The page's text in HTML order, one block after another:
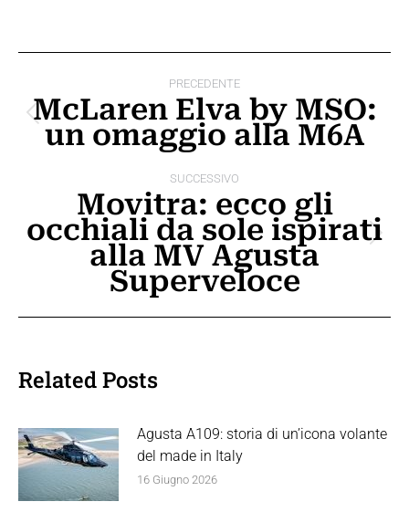
tra
PRECEDENTE
Post
precedente:
McLaren Elva by MSO:
un omaggio alla M6A
SUCCESSIVO
Prossimo
post:
Movitra: ecco gli
occhiali da sole ispirati
alla MV Agusta
Superveloce
Related Posts
Agusta A109: storia di un’icona volante
del made in Italy
16 Giugno 2026